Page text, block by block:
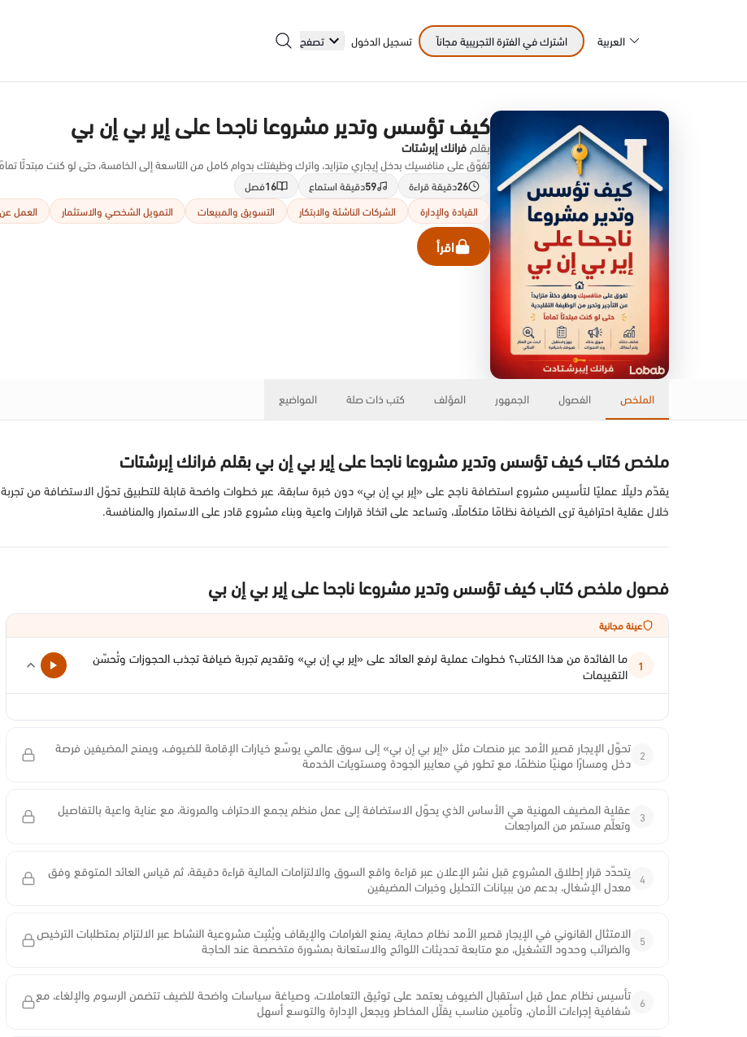
تصفح تسجيل الدخول اشترك في الفترة التجريبية مجاناً العربية
كيف تؤسس وتدير مشروعا ناجحا على إير بي إن بي
بقلم فرانك إبرشتات
تفوّق على منافسيك بدخل إيجاري متزايد، واترك وظيفتك بدوام كامل من التاسعة إلى الخامسة، حتى لو كنت مبتدئًا تمامًا.
26دقيقة قراءة 59دقيقة استماع 16فصل
القيادة والإدارة
الشركات الناشئة والابتكار التسويق والمبيعات التمويل الشخصي والاستثمار العمل
اقرأ
الملخص الفصول الجمهور المؤلف كتب ذات صلة المواضيع
ملخص كتاب كيف تؤسس وتدير مشروعا ناجحا على إير بي إن بي بقلم فرانك إبرشتات
يقدّم دليلًا عمليًا لتأسيس مشروع استضافة ناجح على «إير بي إن بي» دون خبرة سابقة، عبر خطوات واضحة قابلة للتطبيق تحوّل الاستضافة من
خلال عقلية احترافية ترى الضيافة نظامًا متكاملًا، وتساعد على اتخاذ قرارات واعية وبناء مشروع قادر على الاستمرار والمنافسة.
فصول ملخص كتاب كيف تؤسس وتدير مشروعا ناجحا على إير بي إن بي
عينة مجانية
1
ما الفائدة من هذا الكتاب؟ خطوات عملية لرفع العائد على «إير بي إن بي» وتقديم تجربة ضيافة تجذب الحجوزات وتُحسّن
التقييمات
2 تحوّل الإيجار قصير الأمد عبر منصات مثل «إير بي إن بي» إلى سوق عالمي يوسّع خيارات الإقامة للضيوف، ويمنح المضيفين فرصة
دخل ومسارًا مهنيًا منظمًا، مع تطور في معايير الجودة ومستويات الخدمة
3
عقلية المضيف المهنية هي الأساس الذي يحوّل الاستضافة إلى عمل منظم يجمع الاحتراف والمرونة، مع عناية واعية بالتفاصيل
وتعلّم مستمر من المراجعات
4 يتحدّد قرار إطلاق المشروع قبل نشر الإعلان عبر قراءة واقع السوق والالتزامات المالية قراءة دقيقة، ثم قياس العائد المتوقع وفق
معدل الإشغال، بدعم من ببيانات التحليل وخبرات المضيفين
5 الامتثال القانوني في الإيجار قصير الأمد نظام حماية، يمنع الغرامات والإيقاف ويُثبِت مشروعية النشاط عبر الالتزام بمتطلبات الترخيص
والضرائب وحدود التشغيل، مع متابعة تحديثات اللوائح والاستعانة بمشورة متخصصة عند الحاجة
6 تأسيس نظام عمل قبل استقبال الضيوف يعتمد على توثيق التعاملات، وصياغة سياسات واضحة للضيف تتضمن الرسوم والإلغاء، مع
شفافية إجراءات الأمان، وتأمين مناسب يقلّل المخاطر ويجعل الإدارة والتوسع أسهل